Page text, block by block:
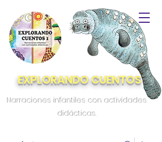
EXPLORANDO CUENTOS
Narraciones infantiles con actividades
didácticas.